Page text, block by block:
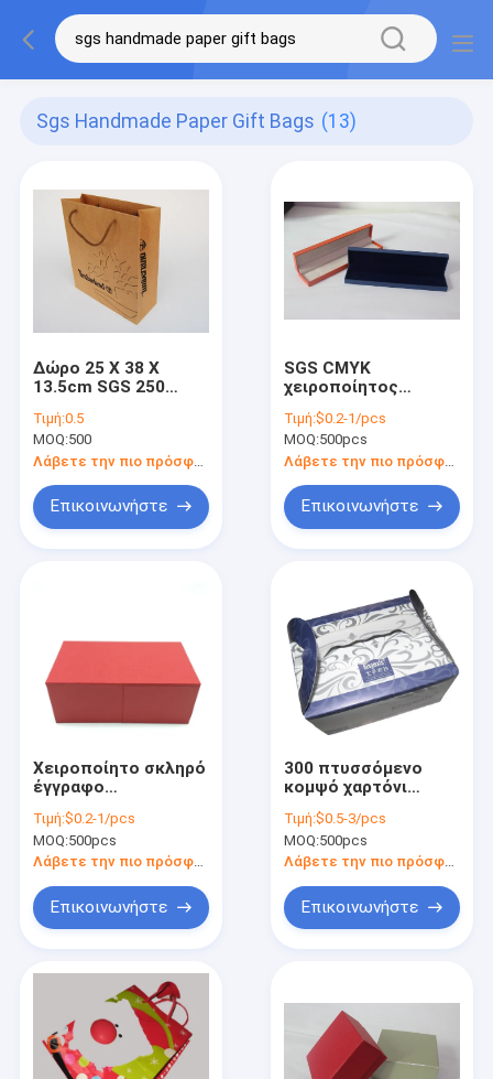
Sgs Handmade Paper Gift Bags (13)
Δώρο 25 X 38 X
13.5cm SGS 250
μαρκαρισμένο
τσαντών εγγράφου
GSM
Τιμή:0.5
MOQ:500
Λάβετε την πιο πρόσφατη τιμή
Επικοινωνήστε
SGS CMYK
χειροποίητος
πολυτέλειας
κιβωτίων
κοσμήματος
δέρματος δώρων
περιδεραίων
βελούδου
Τιμή:$0.2-1/pcs
MOQ:500pcs
Επικοινωνήστε
Χειροποίητο σκληρό
έγγραφο
κιβωτίων PSD CDR
CMYK δώρων για τη
συσκευασία
Τιμή:$0.2-1/pcs
MOQ:500pcs
Λάβετε την πιο πρόσφατη τιμή
Επικοινωνήστε
300 πτυσσόμενο
κομψό χαρτόνι
κιβωτίων δώρων
εγγράφου GSM
μεγάλο Kraft
Τιμή:$0.5-3/pcs
MOQ:500pcs
Επικοινωνήστε